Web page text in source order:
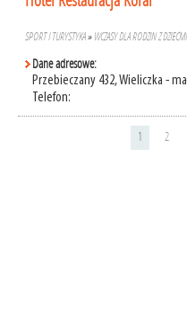
SPORT I TURYSTYKA» WCZASY DLA RODZIN Z DZIEĆMI
Dane adresowe:
Przebieczany 432, Wieliczka -
Telefon:
1 2